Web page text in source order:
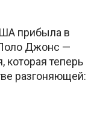
прибыла в
Джонс —
которая теперь
разгоняющей: